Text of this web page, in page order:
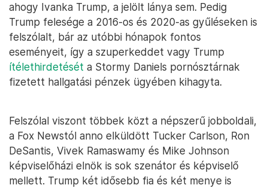
ahogy Ivanka Trump, a jelölt lánya sem. Pedig
Trump felesége a 2016-os és 2020-as gyűléseken is
felszólalt, bár az utóbbi hónapok fontos
eseményeit, így a szuperkeddet vagy Trump
ítélethirdetését a Stormy Daniels pornósztárnak
fizetett hallgatási pénzek ügyében kihagyta.
Felszólal viszont többek közt a népszerű jobboldali,
a Fox Newstól anno elküldött Tucker Carlson, Ron
DeSantis, Vivek Ramaswamy és Mike Johnson
képviselőházi elnök is sok szenátor és képviselő
mellett. Trump két idősebb fia és két menye is